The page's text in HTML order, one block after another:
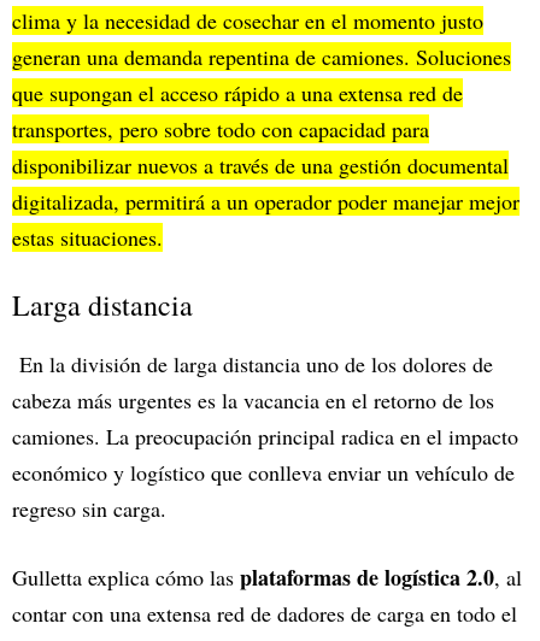
clima y la necesidad de cosechar en el momento justo
generan una demanda repentina de camiones. Soluciones
que supongan el acceso rápido a una extensa red de
transportes, pero sobre todo con capacidad para
disponibilizar nuevos a través de una gestión documental
digitalizada, permitirá a un operador poder manejar mejor
estas situaciones.
Larga distancia
En la división de larga distancia uno de los dolores de
cabeza más urgentes es la vacancia en el retorno de los
camiones. La preocupación principal radica en el impacto
económico y logístico que conlleva enviar un vehículo de
regreso sin carga.
Gulletta explica cómo las plataformas de logística 2.0, al
contar con una extensa red de dadores de carga en todo el